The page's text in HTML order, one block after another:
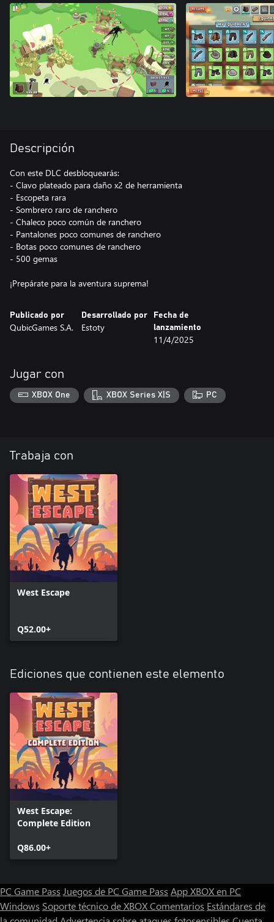
Descripción
Con este DLC desbloquearás:
- Clavo plateado para daño x2 de herramienta
- Escopeta rara
- Sombrero raro de ranchero
- Chaleco poco común de ranchero
- Pantalones poco comunes de ranchero
- Botas poco comunes de ranchero
- 500 gemas
¡Prepárate para la aventura suprema!
Publicado por
QubicGames S.A.
Desarrollado por
Estoty
Fecha de
lanzamiento
11/4/2025
Jugar con
XBOX One XBOX Series X|S PC
Trabaja con
West Escape
Q52.00+
Ediciones que contienen este elemento
West Escape:
Complete Edition
Q86.00+
PC Game Pass Juegos de PC Game Pass App XBOX en PC
Windows Soporte técnico de XBOXComentarios Estándares de